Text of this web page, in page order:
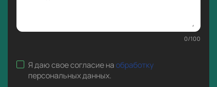
0/100
Я даю свое согласие наобработку
персональных данных.